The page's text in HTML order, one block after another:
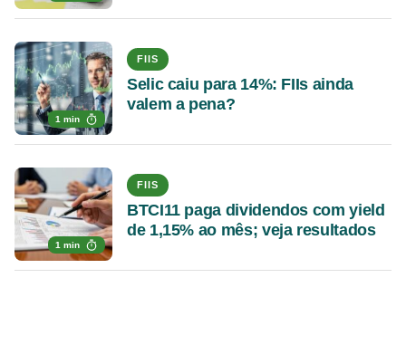
1 min
FIIS
Selic caiu para 14%: FIIs ainda
valem a pena?
1 min
FIIS
BTCI11 paga dividendos com yield
de 1,15% ao mês; veja resultados